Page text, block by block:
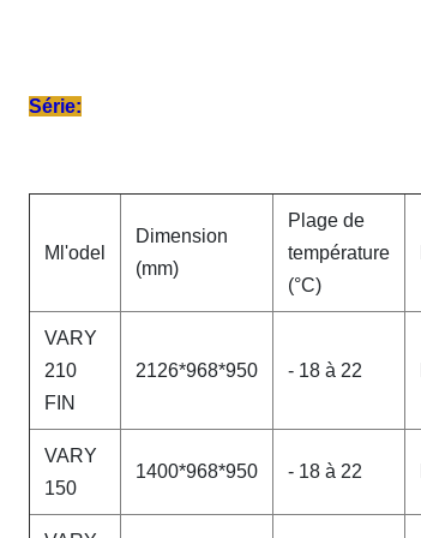
Série:
M l'odel
Dimension
(mm)
Plage de
température
(°C)
VARY
210
FIN
2126*968*950 - 18 à 22
VARY
150
1400*968*950 - 18 à 22